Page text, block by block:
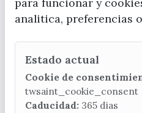
CONTACTA CON LA
(+34) 952 541 104
analitica, preferencias
Estado actual
Cookie de
twsaint_cookie_consent
Caducidad: 365 dias